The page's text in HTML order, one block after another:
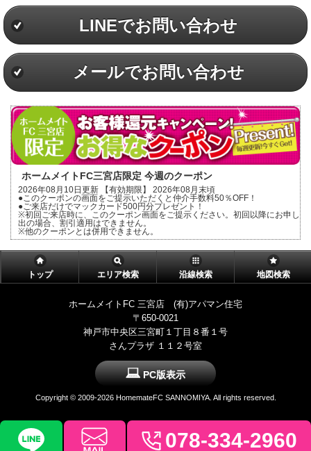
LINEでお問い合わせ
メールでお問い合わせ
ホームメイトFC三宮店限定 今週のクーポン
2026年08月10日更新 【有効期限】 2026年08月末頃
●このクーポンの画面をご提示いただくと仲介手数料50％OFF！
●ご来店だけでマックカード500円分プレゼント！
※初回ご来店時に、このクーポン画面をご提示ください。初回以降にお申し
出の場合、割引適用はできません。
※他のクーポンとは併用できません。
トップ エリア検索 沿線検索 地図検索
ホームメイトFC 三宮店 (有)アパマン住宅
〒650-0021
神戸市中央区三宮町１丁目８番１号
さんプラザ １１２号室
078-334-2960
PC版表示
Copyright © 2009-2026 HomemateFC SANNOMIYA. All rights reserved.